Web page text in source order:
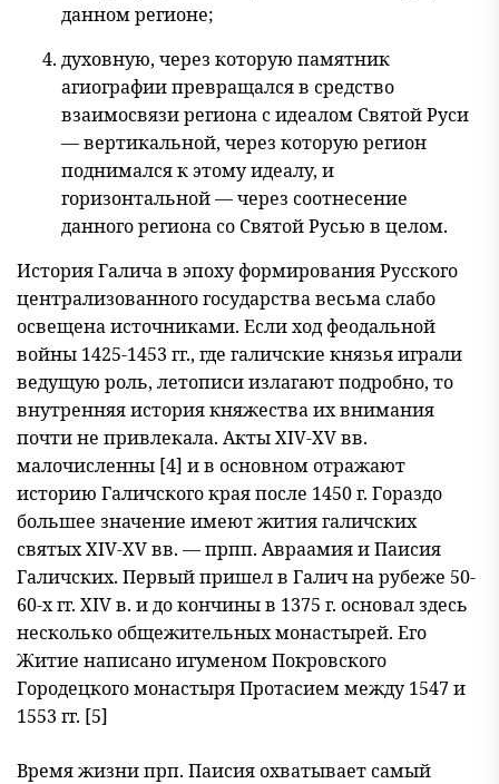
данном регионе;
духовную, через которую памятник
агиографии превращался в средство
взаимосвязи региона с идеалом Святой Руси
— вертикальной, через которую регион
поднимался к этому идеалу, и
горизонтальной — через соотнесение
данного региона со Святой Русью в целом.
История Галича в эпоху формирования Русского
централизованного государства весьма слабо
освещена источниками. Если ход феодальной
войны 1425-1453 гг., где галичские князья играли
ведущую роль, летописи излагают подробно, то
внутренняя история княжества их внимания
почти не привлекала. Акты XIV-XV вв.
малочисленны [4] и в основном отражают
историю Галичского края после 1450 г. Гораздо
большее значение имеют жития галичских
святых XIV-XV вв. — прпп. Авраамия и Паисия
Галичских. Первый пришел в Галич на рубеже 50-
60-х гг. XIV в. и до кончины в 1375 г. основал здесь
несколько общежительных монастырей. Его
Житие написано игуменом Покровского
Городецкого монастыря Протасием между 1547 и
1553 гг. [5]
Время жизни прп. Паисия охватывает самый